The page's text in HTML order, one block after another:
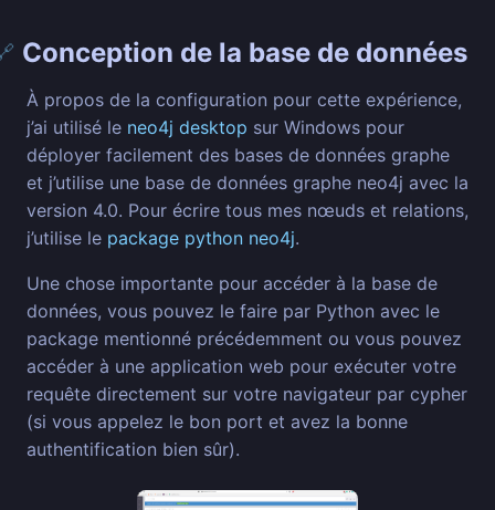
Conception de la base de données
À propos de la configuration pour cette expérience,
j’ai utilisé le neo4j desktop sur Windows pour
déployer facilement des bases de données graphe
et j’utilise une base de données graphe neo4j avec la
version 4.0. Pour écrire tous mes nœuds et relations,
j’utilise le package python neo4j.
Une chose importante pour accéder à la base de
données, vous pouvez le faire par Python avec le
package mentionné précédemment ou vous pouvez
accéder à une application web pour exécuter votre
requête directement sur votre navigateur par cypher
(si vous appelez le bon port et avez la bonne
authentification bien sûr).